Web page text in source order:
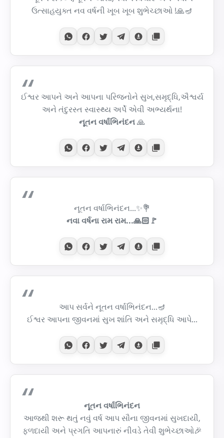
ઉત્સાહયુક્ત નવ વર્ષની ખૂબ ખૂબ શુભેચ્છાઓ !🙏🪔
ઈશ્વર આપને અને આપના પરિજનોને સુખ,સમૃદ્ધિ,ઐશ્વર્ય
અને તંદુરસ્ત સ્વાસ્થ્ય અર્પે એવી અભ્યર્થના!
નૂતન વર્ષાભિનંદન 🙏
નૂતન વર્ષાભિનંદન...✨💐
નવા વર્ષના રામ રામ...🙏🏻🚩
આપ સર્વને નૂતન વર્ષાભિનંદન...🪔
ઈશ્વર આપના જીવનમાં સુખ શાંતિ અને સમૃદ્ધિ આપે...
નૂતન વર્ષાભિનંદન
આજથી શરૂ થતું નવું વર્ષ આપ સૌના જીવનમાં સુખદાયી,
ફળદાયી અને પ્રગતિ આપનારું નીવડે તેવી શુભેચ્છાઓ🎉